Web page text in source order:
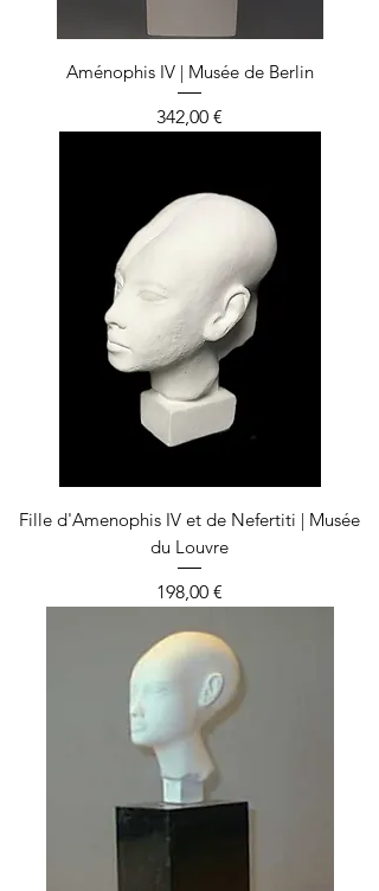
Aménophis IV | Musée de Berlin
Prix
342,00 €
Fille d'Amenophis IV et de Nefertiti | Musée
du Louvre
Prix
198,00 €